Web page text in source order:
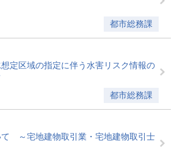
都市総務課
想定区域の指定に伴う水害リスク情報の
都市総務課
～宅地建物取引業・宅地建物取引士